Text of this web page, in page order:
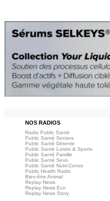
NOS RADIOS
Radio Public Santé
Public Santé Seniors
Public Santé Détente
Public Santé Loisirs & Sports
Public Santé Famille
Public Santé Sexo
Public Santé Nutri-Conso
Public Health Radio
Bien-être Animal
Replay News
Replay News Eco
Replay News Story